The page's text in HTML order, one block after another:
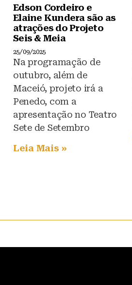
Edson Cordeiro e
Elaine Kundera são as
atrações do Projeto
Seis & Meia
25/09/2025
Na programação de
outubro, além de
Maceió, projeto irá a
Penedo, com a
apresentação no Teatro
Sete de Setembro
Leia Mais »